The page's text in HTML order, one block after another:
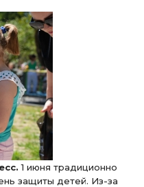
1 июня традиционно
защиты детей. Из-за